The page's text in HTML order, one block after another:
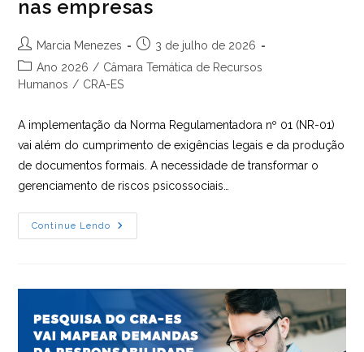
nas empresas
Autor
do
post:
Marcia Menezes
Post
publicado:
3 de julho de 2026
Categoria
do
Ano 2026 / Câmara Temática de Recursos
Humanos / CRA-ES
A implementação da Norma Regulamentadora nº 01 (NR-01)
vai além do cumprimento de exigências legais e da produção
de documentos formais. A necessidade de transformar o
gerenciamento de riscos psicossociais…
Continue Lendo
Imersão
Discute
Psicossociais
Nas
Empresas